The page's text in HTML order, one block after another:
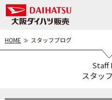
HOME スタッフブログ
Staff
スタッ